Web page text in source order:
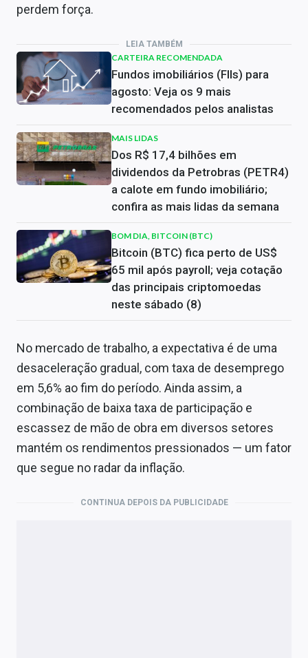
perdem força.
LEIA TAMBÉM
CARTEIRA RECOMENDADA
Fundos imobiliários (FIIs) para
agosto: Veja os 9 mais
recomendados pelos analistas
MAIS LIDAS
Dos R$ 17,4 bilhões em
dividendos da Petrobras (PETR4)
a calote em fundo imobiliário;
confira as mais lidas da semana
BOM DIA, BITCOIN (BTC)
Bitcoin (BTC) fica perto de US$
65 mil após payroll; veja cotação
das principais criptomoedas
neste sábado (8)
No mercado de trabalho, a expectativa é de uma
desaceleração gradual, com taxa de desemprego
em 5,6% ao fim do período. Ainda assim, a
combinação de baixa taxa de participação e
escassez de mão de obra em diversos setores
mantém os rendimentos pressionados — um fator
que segue no radar da inflação.
CONTINUA DEPOIS DA PUBLICIDADE